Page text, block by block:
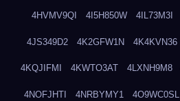
4HVMV9QI 4I5H850W 4IL73M3I
4JS349D2 4K2GFW1N 4K4KVN36
4KQJIFMI 4KWTO3AT 4LXNH9M8
4NOFJHTI 4NRBYMY1 4O9WC0SL